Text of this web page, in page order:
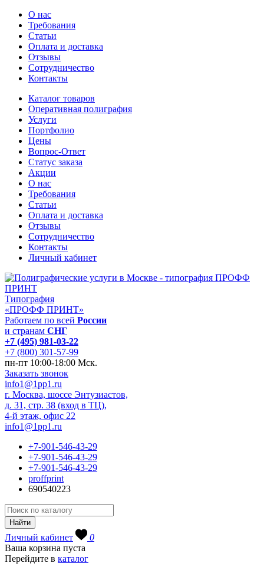
О нас
Требования
Статьи
Оплата и доставка
Отзывы
Сотрудничество
Контакты
Каталог товаров
Оперативная полиграфия
Услуги
Портфолио
Цены
Вопрос-Ответ
Статус заказа
Акции
О нас
Требования
Статьи
Оплата и доставка
Отзывы
Сотрудничество
Контакты
Личный кабинет
Типография
«ПРОФФ ПРИНТ»
Работаем по всей России
и странам СНГ
+7 (495) 981-03-22
+7 (800) 301-57-99
пн-пт 10:00-18:00 Мск.
Заказать звонок
info1@1pp1.ru
г. Москва, шоссе Энтузиастов,
д. 31, стр. 38 (вход в ТЦ),
4-й этаж, офис 22
info1@1pp1.ru
+7-901-546-43-29
+7-901-546-43-29
+7-901-546-43-29
proffprint
690540223
Личный кабинет
0
Ваша корзина пуста
Перейдите в каталог